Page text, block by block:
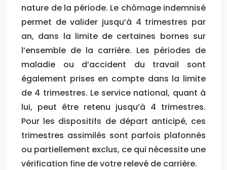
nature de la période. Le chômage indemnisé
permet de valider jusqu’à 4 trimestres par
an, dans la limite de certaines bornes sur
l’ensemble de la carrière. Les périodes de
maladie ou d’accident du travail sont
également prises en compte dans la limite
de 4 trimestres. Le service national, quant à
lui, peut être retenu jusqu’à 4 trimestres.
Pour les dispositifs de départ anticipé, ces
trimestres assimilés sont parfois plafonnés
ou partiellement exclus, ce qui nécessite une
vérification fine de votre relevé de carrière.